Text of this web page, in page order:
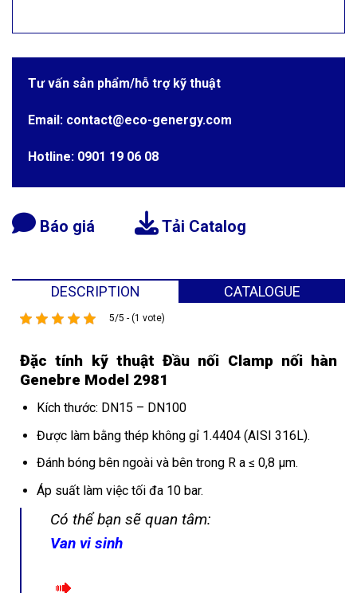
Tư vấn sản phẩm/hỗ trợ kỹ thuật
Email: contact@eco-genergy.com
Hotline: 0901 19 06 08
Báo giá Tải Catalog
DESCRIPTION CATALOGUE
5/5 - (1 vote)
Đặc tính kỹ thuật Đầu nối Clamp nối hàn
Genebre Model 2981
Kích thước: DN15 – DN100
Được làm bằng thép không gỉ 1.4404 (AISI 316L).
Đánh bóng bên ngoài và bên trong R a ≤ 0,8 µm.
Áp suất làm việc tối đa 10 bar.
Có thể bạn sẽ quan tâm:
Van vi sinh